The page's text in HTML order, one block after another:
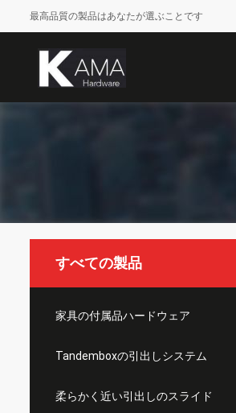
最高品質の製品はあなたが選ぶことです
すべての製品
家具の付属品ハードウェア
Tandemboxの引出しシステム
柔らかく近い引出しのスライド